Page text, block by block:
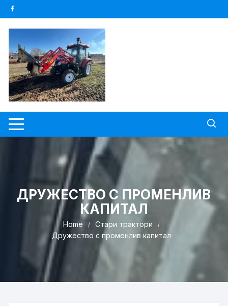
Skip
to
content
ДРУЖЕСТВО С ПРОМЕНЛИВ
КАПИТАЛ
Home
Стари трактори
Дружество с променлив капитал